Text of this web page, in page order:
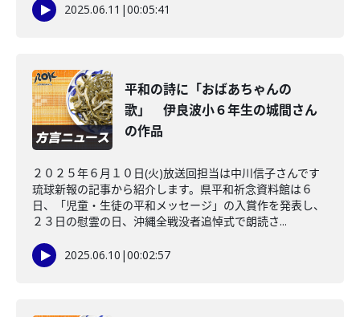
2025.06.11 |00:05:41
平和の詩に「おばあちゃんの
歌」 伊良波小６年生の城間さん
の作品
２０２５年６月１０日(火)放送回担当は中川信子さんです
琉球新報の記事から紹介します。県平和祈念資料館は６
日、「児童・生徒の平和メッセージ」の入賞作を発表し、
２３日の慰霊の日、沖縄全戦没者追悼式で朗読さ...
2025.06.10 |00:02:57